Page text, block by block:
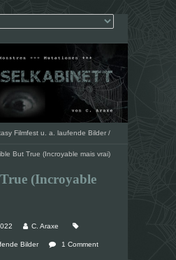
Filmfest u. a. laufende Bilder /
But True (Incroyable mais vrai)
(Incroyable
C. Araxe
Bilder 1 Comment